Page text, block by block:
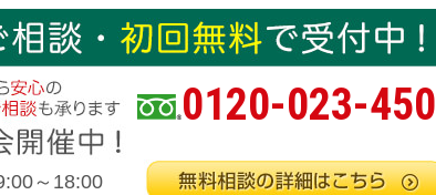
0120-023-450
～18:00